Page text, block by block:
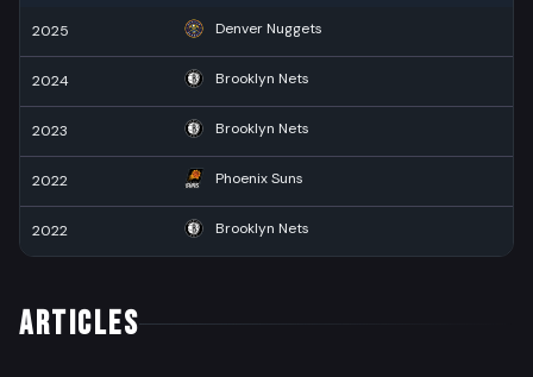
2025 Denver Nuggets
2024 Brooklyn Nets
2023 Brooklyn Nets
2022 Phoenix Suns
2022 Brooklyn Nets
Articles